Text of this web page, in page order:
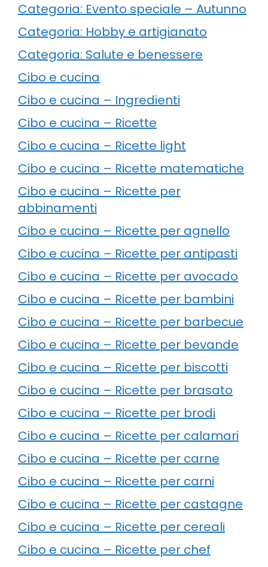
Categoria: Evento speciale – Autunno
Categoria: Hobby e artigianato
Categoria: Salute e benessere
Cibo e cucina
Cibo e cucina – Ingredienti
Cibo e cucina – Ricette
Cibo e cucina – Ricette light
Cibo e cucina – Ricette matematiche
Cibo e cucina – Ricette per
abbinamenti
Cibo e cucina – Ricette per agnello
Cibo e cucina – Ricette per antipasti
Cibo e cucina – Ricette per avocado
Cibo e cucina – Ricette per bambini
Cibo e cucina – Ricette per barbecue
Cibo e cucina – Ricette per bevande
Cibo e cucina – Ricette per biscotti
Cibo e cucina – Ricette per brasato
Cibo e cucina – Ricette per brodi
Cibo e cucina – Ricette per calamari
Cibo e cucina – Ricette per carne
Cibo e cucina – Ricette per carni
Cibo e cucina – Ricette per castagne
Cibo e cucina – Ricette per cereali
Cibo e cucina – Ricette per chef